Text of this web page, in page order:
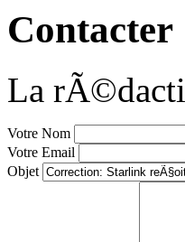
Contacter
La
Votre Nom
Votre Email
Objet